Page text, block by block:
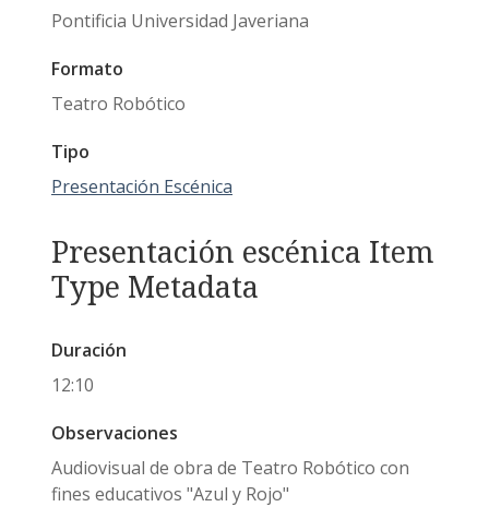
Pontificia Universidad Javeriana
Formato
Teatro Robótico
Tipo
Presentación Escénica
Presentación escénica Item
Type Metadata
Duración
12:10
Observaciones
Audiovisual de obra de Teatro Robótico con
fines educativos "Azul y Rojo"